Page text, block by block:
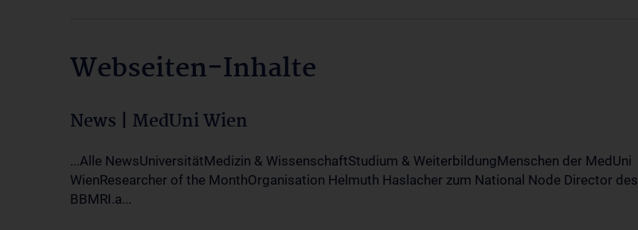
Webseiten-Inhalte
News | MedUni Wien
...Alle NewsUniversitätMedizin & WissenschaftStudium & WeiterbildungMenschen der MedUni
WienResearcher of the MonthOrganisation Helmuth Haslacher zum National Node Director des
BBMRI.a...